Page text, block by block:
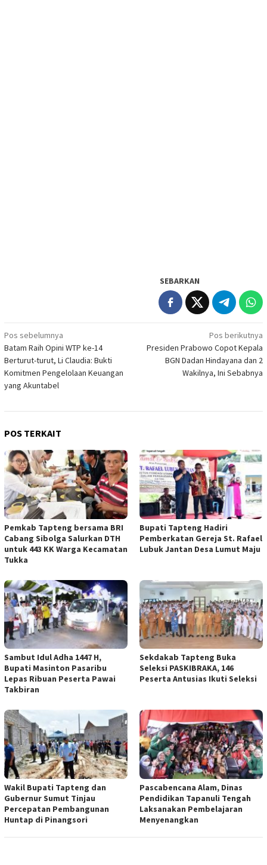
SEBARKAN
Navigasi
pos
Pos sebelumnya
Batam Raih Opini WTP ke-14
Berturut-turut, Li Claudia: Bukti
Komitmen Pengelolaan Keuangan
yang Akuntabel
Pos berikutnya
Presiden Prabowo Copot Kepala
BGN Dadan Hindayana dan 2
Wakilnya, Ini Sebabnya
POS TERKAIT
Pemkab Tapteng bersama BRI
Cabang Sibolga Salurkan DTH
untuk 443 KK Warga Kecamatan
Tukka
Bupati Tapteng Hadiri
Pemberkatan Gereja St. Rafael
Lubuk Jantan Desa Lumut Maju
Sambut Idul Adha 1447 H,
Bupati Masinton Pasaribu
Lepas Ribuan Peserta Pawai
Takbiran
Sekdakab Tapteng Buka
Seleksi PASKIBRAKA, 146
Peserta Antusias Ikuti Seleksi
Wakil Bupati Tapteng dan
Gubernur Sumut Tinjau
Percepatan Pembangunan
Huntap di Pinangsori
Pascabencana Alam, Dinas
Pendidikan Tapanuli Tengah
Laksanakan Pembelajaran
Menyenangkan